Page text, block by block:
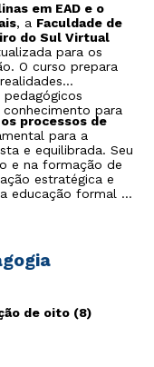
em EAD e o
, a Faculdade de
do Sul Virtual
para os
O curso prepara
para
processos de
para a
e equilibrada. Seu
e na formação de
estratégica e
educação formal e
de oito (8)